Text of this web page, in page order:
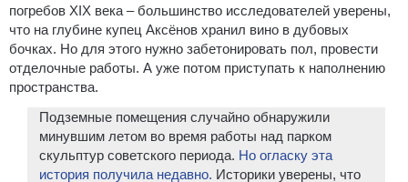
погребов XIX века – большинство исследователей уверены,
что на глубине купец Аксёнов хранил вино в дубовых
бочках. Но для этого нужно забетонировать пол, провести
отделочные работы. А уже потом приступать к наполнению
пространства.
Подземные помещения случайно обнаружили
минувшим летом во время работы над парком
скульптур советского периода. Но огласку эта
история получила недавно. Историки уверены, что